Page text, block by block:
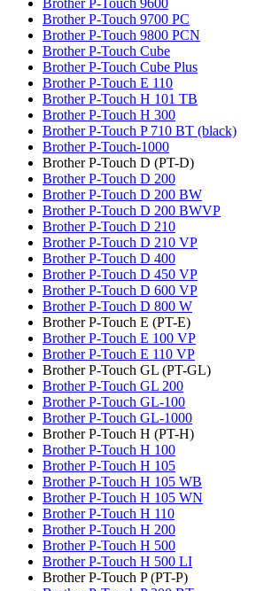
Brother P-Touch 9600
Brother P-Touch 9700 PC
Brother P-Touch 9800 PCN
Brother P-Touch Cube
Brother P-Touch Cube Plus
Brother P-Touch E 110
Brother P-Touch H 101 TB
Brother P-Touch H 300
Brother P-Touch P 710 BT (black)
Brother P-Touch-1000
Brother P-Touch D (PT-D)
Brother P-Touch D 200
Brother P-Touch D 200 BW
Brother P-Touch D 200 BWVP
Brother P-Touch D 210
Brother P-Touch D 210 VP
Brother P-Touch D 400
Brother P-Touch D 450 VP
Brother P-Touch D 600 VP
Brother P-Touch D 800 W
Brother P-Touch E (PT-E)
Brother P-Touch E 100 VP
Brother P-Touch E 110 VP
Brother P-Touch GL (PT-GL)
Brother P-Touch GL 200
Brother P-Touch GL-100
Brother P-Touch GL-1000
Brother P-Touch H (PT-H)
Brother P-Touch H 100
Brother P-Touch H 105
Brother P-Touch H 105 WB
Brother P-Touch H 105 WN
Brother P-Touch H 110
Brother P-Touch H 200
Brother P-Touch H 500
Brother P-Touch H 500 LI
Brother P-Touch P (PT-P)